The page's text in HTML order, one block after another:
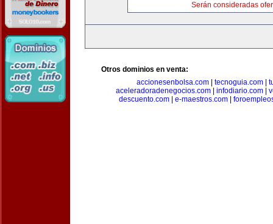
Serán consideradas
Otros dominios en venta:
accionesenbolsa.com
tecnoguia.com
aceleradoradenegocios.com| infodiario.com|
descuento.com
e-maestros.com